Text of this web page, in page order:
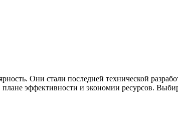
Они стали последней технической
эффективности и экономии ресурсов.